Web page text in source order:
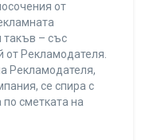
от
такъв – със
от Рекламодателя.
Рекламодателя,
се спира с
сметката на